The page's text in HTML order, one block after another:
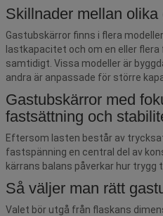
Skillnader mellan olika
Gastubskärror finns i flera
lastkapacitet och om en eller
samtidigt. Vissa modeller är
andra är anpassade för större
Gastubskärror med
fastsättning och
Eftersom lasten består av
fastspänning en central del av
kärrans balans påverkar hur trygg
Så väljer man rätt
Valet bör utgå från flaskans